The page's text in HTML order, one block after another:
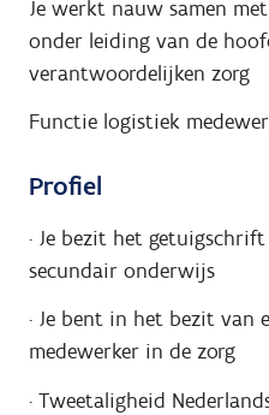
Je werkt nauw samen
onder leiding van de
verantwoordelijken zorg
Functie logistiek
Profiel
· Je bezit het
secundair onderwijs
· Je bent in het bezit van
medewerker in de zorg
· Tweetaligheid